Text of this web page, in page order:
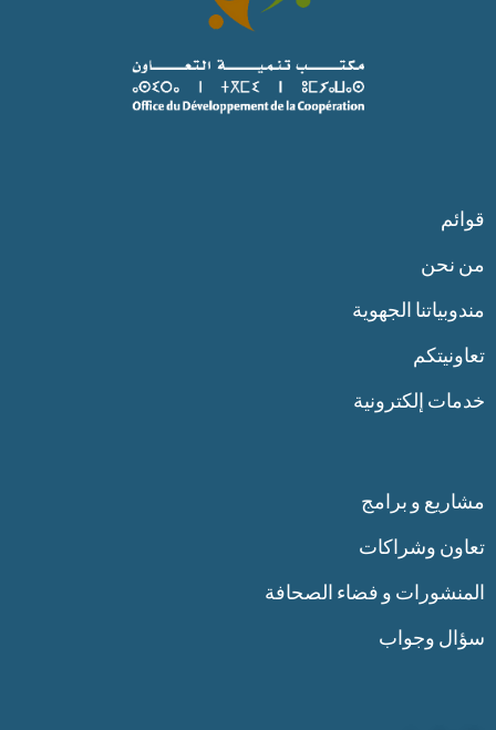
قوائم
من نحن
مندوبياتنا الجهوية
تعاونيتكم
خدمات إلكترونية
مشاريع و برامج
تعاون وشراكات
المنشورات و فضاء الصحافة
سؤال وجواب